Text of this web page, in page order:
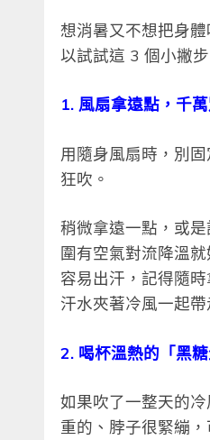
想消暑又不想把身
以試試這 3 個小撇步
1. 風扇拿遠點，千
用隨身風扇時，別
狂吹。
稍微拿遠一點，或
圍有空氣對流降溫
容易出汗，記得隨
汗水夾著冷風一起帶
2. 喝杯溫熱的「黑糖
如果吹了一整天的
重的、脖子很緊繃